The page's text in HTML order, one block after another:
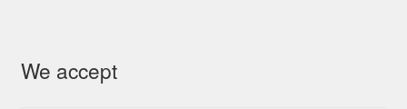
We accept